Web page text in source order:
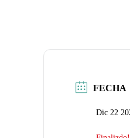
FECHA
Dic 22